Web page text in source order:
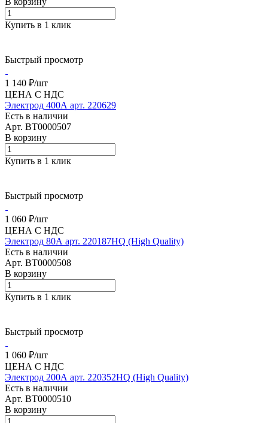
Купить в 1 клик
Быстрый просмотр
1 140 ₽/шт
ЦЕНА С НДС
Электрод 400А арт. 220629
Есть в наличии
Арт. BT0000507
В корзину
Купить в 1 клик
Быстрый просмотр
1 060 ₽/шт
ЦЕНА С НДС
Электрод 80А арт. 220187HQ (High Quality)
Есть в наличии
Арт. BT0000508
В корзину
Купить в 1 клик
Быстрый просмотр
1 060 ₽/шт
ЦЕНА С НДС
Электрод 200А арт. 220352HQ (High Quality)
Есть в наличии
Арт. BT0000510
В корзину